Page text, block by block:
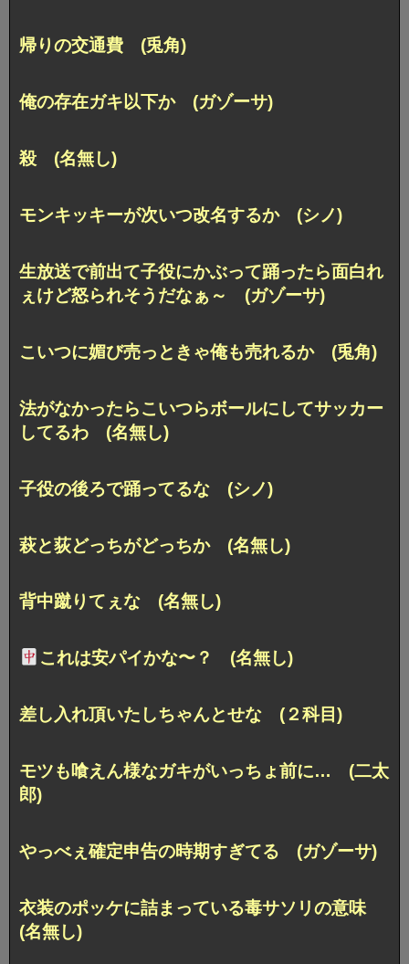
帰りの交通費 (兎角)
俺の存在ガキ以下か (ガゾーサ)
殺 (名無し)
モンキッキーが次いつ改名するか (シノ)
生放送で前出て子役にかぶって踊ったら面白れ
ぇけど怒られそうだなぁ～ (ガゾーサ)
こいつに媚び売っときゃ俺も売れるか (兎角)
法がなかったらこいつらボールにしてサッカー
してるわ (名無し)
子役の後ろで踊ってるな (シノ)
萩と荻どっちがどっちか (名無し)
背中蹴りてぇな (名無し)
これは安パイかな〜？ (名無し)
差し入れ頂いたしちゃんとせな (２科目)
モツも喰えん様なガキがいっちょ前に… (二太
郎)
やっべぇ確定申告の時期すぎてる (ガゾーサ)
衣装のポッケに詰まっている毒サソリの意味
(名無し)